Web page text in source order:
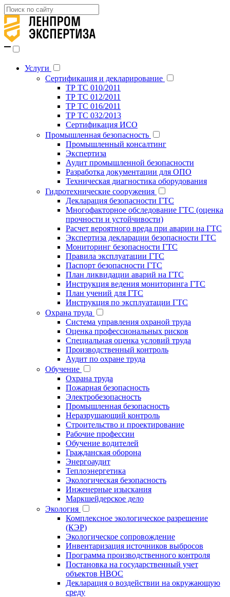
Услуги
Сертификация и декларирование
ТР ТС 010/2011
ТР ТС 012/2011
ТР ТС 016/2011
ТР ТС 032/2013
Сертификация ИСО
Промышленная безопасность
Промышленный консалтинг
Экспертиза
Аудит промышленной безопасности
Разработка документации для ОПО
Техническая диагностика оборудования
Гидротехнические сооружения
Декларация безопасности ГТС
Многофакторное обследование ГТС (оценка
прочности и устойчивости)
Расчет вероятного вреда при аварии на ГТС
Экспертиза декларации безопасности ГТС
Мониторинг безопасности ГТС
Правила эксплуатации ГТС
Паспорт безопасности ГТС
План ликвидации аварий на ГТС
Инструкция ведения мониторинга ГТС
План учений для ГТС
Инструкция по эксплуатации ГТС
Охрана труда
Система управления охраной труда
Оценка профессиональных рисков
Специальная оценка условий труда
Производственный контроль
Аудит по охране труда
Обучение
Охрана труда
Пожарная безопасность
Электробезопасность
Промышленная безопасность
Неразрушающий контроль
Строительство и проектирование
Рабочие профессии
Обучение водителей
Гражданская оборона
Энергоаудит
Теплоэнергетика
Экологическая безопасность
Инженерные изыскания
Маркшейдерское дело
Экология
Комплексное экологическое разрешение
(КЭР)
Экологическое сопровождение
Инвентаризация источников выбросов
Программа производственного контроля
Постановка на государственный учет
объектов НВОС
Декларация о воздействии на окружающую
среду